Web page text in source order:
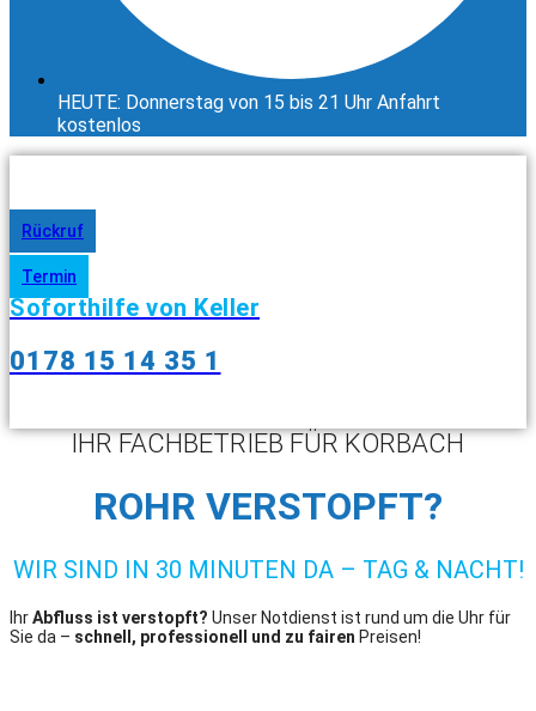
HEUTE: Donnerstag von 15 bis 21 Uhr Anfahrt
kostenlos
Rückruf
Termin
Soforthilfe von Keller
0178 15 14 35 1
IHR FACHBETRIEB FÜR KORBACH
ROHR VERSTOPFT?
WIR SIND IN 30 MINUTEN DA – TAG & NACHT!
IhrAbfluss ist verstopft? Unser Notdienst ist rund um die Uhr für
Sie da – schnell, professionell und zu fairen Preisen!